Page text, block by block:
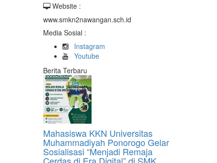
Website :
www.smkn2nawangan.sch.id
Media Sosial :
Instagram
Youtube
Berita Terbaru
Mahasiswa KKN Universitas
Muhammadiyah Ponorogo Gelar
Sosialisasi “Menjadi Remaja
Cerdas di Era Digital” di SMK